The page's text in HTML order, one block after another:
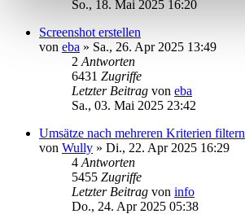
So., 18. Mai 2025 16:20
Screenshot erstellen
von eba » Sa., 26. Apr 2025 13:49
2 Antworten
6431 Zugriffe
Letzter Beitrag von eba
Sa., 03. Mai 2025 23:42
Umsätze nach mehreren Kriterien filtern
von Wully » Di., 22. Apr 2025 16:29
4 Antworten
5455 Zugriffe
Letzter Beitrag von info
Do., 24. Apr 2025 05:38